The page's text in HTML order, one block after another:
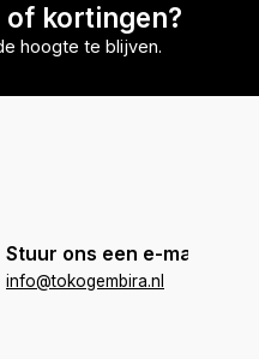
kortingen?
hoogte te blijven.
Stuur ons een e-mail
info@tokogembira.nl